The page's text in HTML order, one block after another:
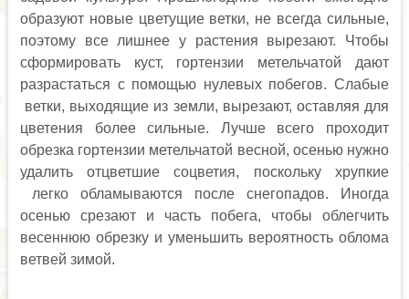
образуют новые цветущие ветки, не всегда сильные,
поэтому все лишнее у растения вырезают. Чтобы
сформировать куст, гортензии метельчатой дают
разрастаться с помощью нулевых побегов. Слабые
ветки, выходящие из земли, вырезают, оставляя для
цветения более сильные. Лучше всего проходит
обрезка гортензии метельчатой весной, осенью нужно
удалить отцветшие соцветия, поскольку хрупкие
легко обламываются после снегопадов. Иногда
осенью срезают и часть побега, чтобы облегчить
весеннюю обрезку и уменьшить вероятность облома
ветвей зимой.